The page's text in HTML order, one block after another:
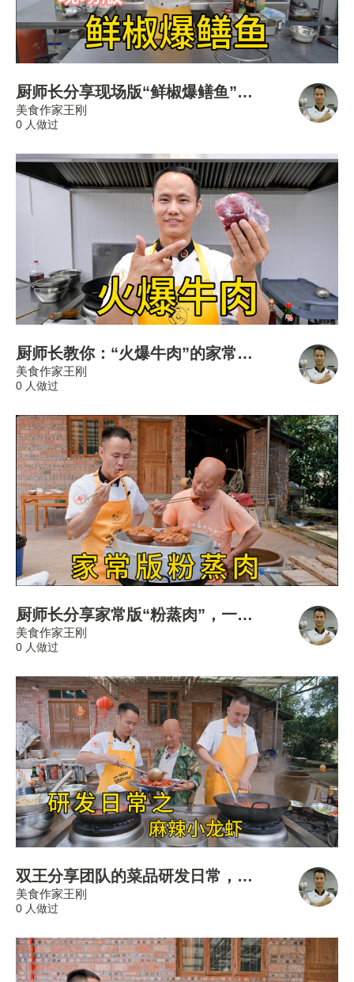
厨师长分享现场版“鲜椒爆鳝鱼”，一锅成菜，鲜辣够味
美食作家王刚
0 人做过
厨师长教你：“火爆牛肉”的家常做法，滑嫩可口，鲜辣够味
美食作家王刚
0 人做过
厨师长分享家常版“粉蒸肉”，一碗粉蒸肉，藏着地道家乡味
美食作家王刚
0 人做过
双王分享团队的菜品研发日常，十斤“麻辣小龙虾”吃到爽！
美食作家王刚
0 人做过